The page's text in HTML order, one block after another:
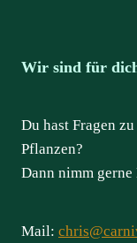
Wir sind für
Du hast Fragen
Pflanzen?
Dann nimm
Mail: